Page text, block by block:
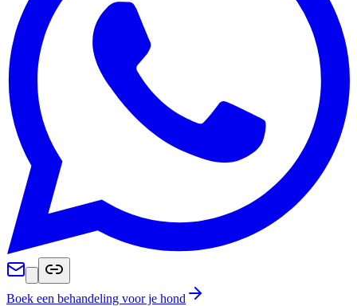
Boek een behandeling voor je hond